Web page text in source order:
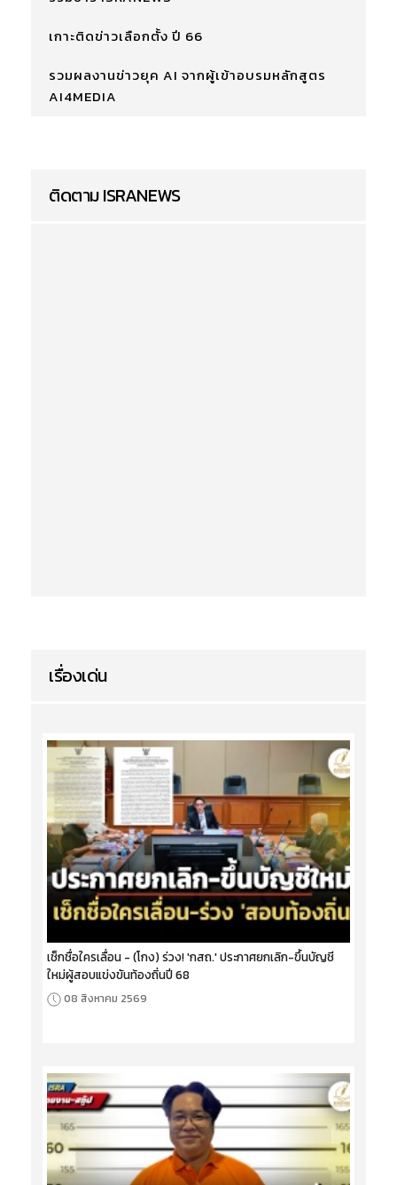
เกาะติดข่าวเลือกตั้ง ปี 66
รวมผลงานข่าวยุค AI จากผู้เข้าอบรมหลักสูตร
AI4MEDIA
ติดตาม ISRANEWS
เรื่องเด่น
เช็กชื่อใครเลื่อน - (โกง) ร่วง! 'กสถ.' ประกาศยกเลิก-ขึ้นบัญชี
ใหม่ผู้สอบแข่งขันท้องถิ่นปี 68
08 สิงหาคม 2569